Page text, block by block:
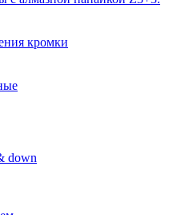
кромки
down